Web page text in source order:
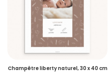
Champêtre liberty naturel, 30 x 40 cm